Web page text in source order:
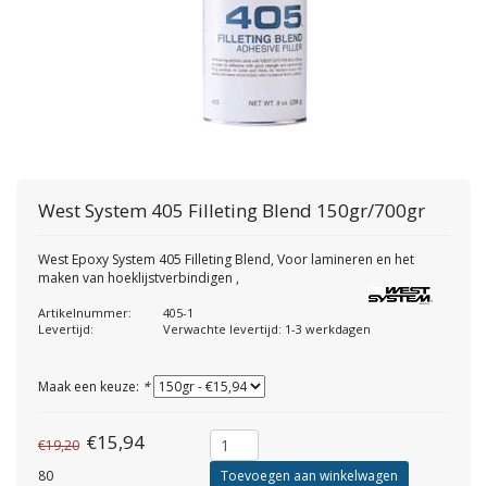
West System 405 Filleting Blend 150gr/700gr
West Epoxy System 405 Filleting Blend, Voor lamineren en het
maken van hoeklijstverbindigen ,
Artikelnummer:
405-1
Levertijd:
Verwachte levertijd: 1-3 werkdagen
Maak een keuze: *
€19,20 €15,94
80 Toevoegen aan winkelwagen